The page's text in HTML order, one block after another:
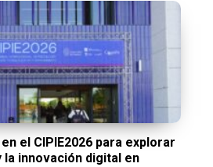
el CIPIE2026 para explorar
la innovación digital en